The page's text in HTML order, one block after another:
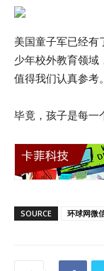
美国童子军已经有
少年校外教育领域
值得我们认真参考。
毕竟，孩子是每一
SOURCE 环球网微